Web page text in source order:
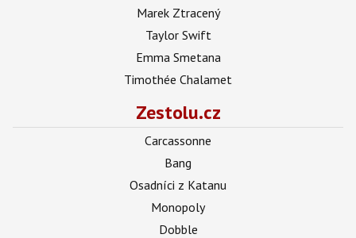
Marek Ztracený
Taylor Swift
Emma Smetana
Timothée Chalamet
Zestolu.cz
Carcassonne
Bang
Osadníci z Katanu
Monopoly
Dobble